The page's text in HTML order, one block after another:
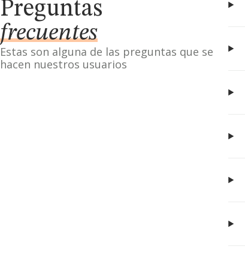
Preguntas
frecuentes
Estas son alguna de las preguntas que se
hacen nuestros usuarios